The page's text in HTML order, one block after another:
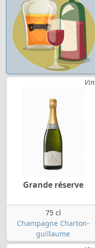
Grande réserve
75 cl
Champagne Charton-
guillaume